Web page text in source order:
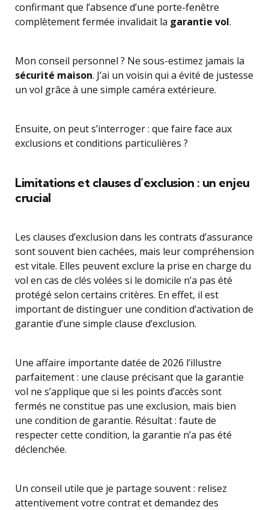
confirmant que l’absence d’une porte-fenêtre
complètement fermée invalidait la garantie vol.
Mon conseil personnel ? Ne sous-estimez jamais la
sécurité maison. J’ai un voisin qui a évité de justesse
un vol grâce à une simple caméra extérieure.
Ensuite, on peut s’interroger : que faire face aux
exclusions et conditions particulières ?
Limitations et clauses d’exclusion : un enjeu
crucial
Les clauses d’exclusion dans les contrats d’assurance
sont souvent bien cachées, mais leur compréhension
est vitale. Elles peuvent exclure la prise en charge du
vol en cas de clés volées si le domicile n’a pas été
protégé selon certains critères. En effet, il est
important de distinguer une condition d’activation de
garantie d’une simple clause d’exclusion.
Une affaire importante datée de 2026 l’illustre
parfaitement : une clause précisant que la garantie
vol ne s’applique que si les points d’accès sont
fermés ne constitue pas une exclusion, mais bien
une condition de garantie. Résultat : faute de
respecter cette condition, la garantie n’a pas été
déclenchée.
Un conseil utile que je partage souvent : relisez
attentivement votre contrat et demandez des